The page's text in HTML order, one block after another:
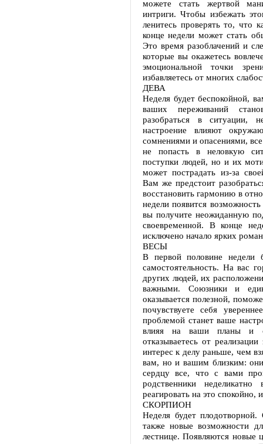
можете стать жертвой
интриги. Чтобы избежать
ленитесь проверять то, что
конце недели может стать
Это время разоблачений и
которые вы окажетесь
эмоциональной точки
избавляетесь от многих
ДЕВА
Неделя будет беспокойной,
ваших переживаний
разобраться в ситуации,
настроение влияют
сомнениями и опасениями,
не попасть в неловкую
поступки людей, но и их
может пострадать из-за
Вам же предстоит
восстановить гармонию в
недели появится
вы получите неожиданную
своевременной. В конце
исключено начало ярких
ВЕСЫ
В первой половине недели
самостоятельность. На вас
других людей, их
важными. Союзники и
оказывается полезной,
почувствуете себя
проблемой станет ваше
влияя на ваши планы и
отказываетесь от
интерес к делу раньше, чем
вам, но и вашим близким:
сердцу все, что с вами
родственники
реагировать на это спокойно,
СКОРПИОН
Неделя будет
также новые возможности
лестнице. Появляются новые